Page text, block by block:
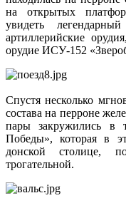
на открытых
увидеть
артиллерийские
орудие ИСУ-152
Спустя несколько
состава на перроне
пары закружились в
Победы», которая в
донской столице,
трогательной.